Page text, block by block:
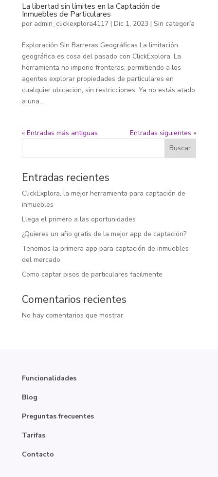
La libertad sin límites en la Captación de
Inmuebles de Particulares
por admin_clickexplora4117| Dic 1, 2023 | Sin categoría
Exploración Sin Barreras Geográficas La limitación
geográfica es cosa del pasado con ClickExplora. La
herramienta no impone fronteras, permitiendo a los
agentes explorar propiedades de particulares en
cualquier ubicación, sin restricciones. Ya no estás atado
a una...
« Entradas más antiguas
Entradas siguientes »
Buscar
Entradas recientes
ClickExplora, la mejor herramienta para captación de
inmuebles
Llega el primero a las oportunidades
¿Quieres un año gratis de la mejor app de captación?
Tenemos la primera app para captación de inmuebles
del mercado
Como captar pisos de particulares facilmente
Comentarios recientes
No hay comentarios que mostrar.
Funcionalidades
Blog
Preguntas frecuentes
Tarifas
Contacto